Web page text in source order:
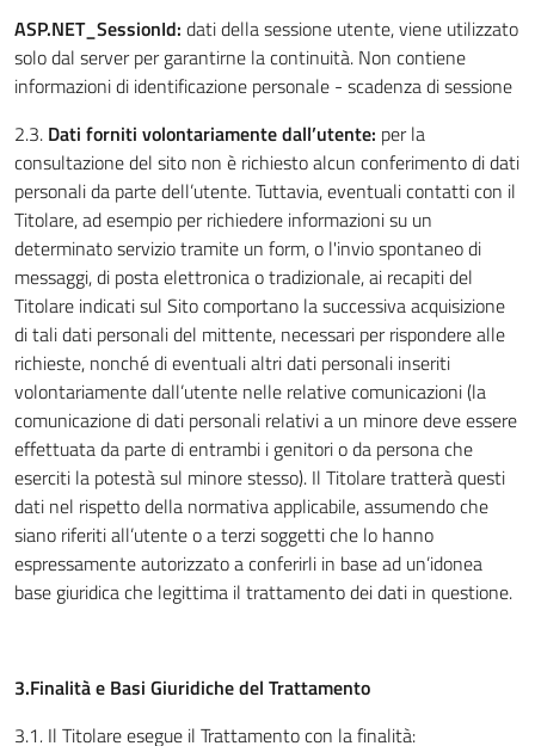
ASP.NET_SessionId: dati della sessione utente, viene utilizzato
solo dal server per garantirne la continuità. Non contiene
informazioni di identificazione personale - scadenza di sessione
2.3. Dati forniti volontariamente dall’utente: per la
consultazione del sito non è richiesto alcun conferimento di dati
personali da parte dell’utente. Tuttavia, eventuali contatti con il
Titolare, ad esempio per richiedere informazioni su un
determinato servizio tramite un form, o l'invio spontaneo di
messaggi, di posta elettronica o tradizionale, ai recapiti del
Titolare indicati sul Sito comportano la successiva acquisizione
di tali dati personali del mittente, necessari per rispondere alle
richieste, nonché di eventuali altri dati personali inseriti
volontariamente dall’utente nelle relative comunicazioni (la
comunicazione di dati personali relativi a un minore deve essere
effettuata da parte di entrambi i genitori o da persona che
eserciti la potestà sul minore stesso). Il Titolare tratterà questi
dati nel rispetto della normativa applicabile, assumendo che
siano riferiti all’utente o a terzi soggetti che lo hanno
espressamente autorizzato a conferirli in base ad un’idonea
base giuridica che legittima il trattamento dei dati in questione.
3.Finalità e Basi Giuridiche del Trattamento
3.1. Il Titolare esegue il Trattamento con la finalità: